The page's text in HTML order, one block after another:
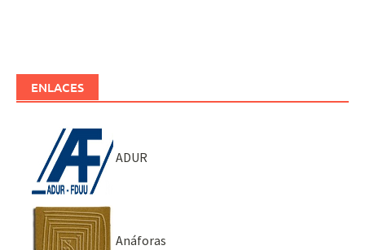
ENLACES
ADUR
Anáforas